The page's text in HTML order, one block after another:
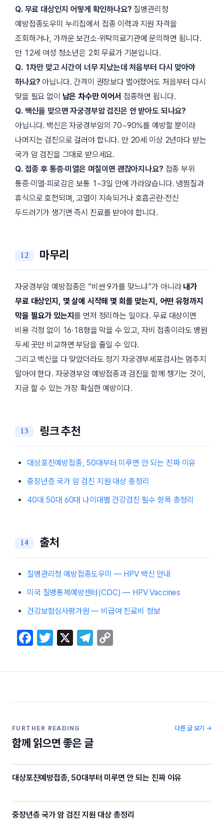
Q. 무료 대상인지 어떻게 확인하나요? 질병관리청
예방접종도우미 누리집에서 접종 이력과 지원 자격을
조회하거나, 가까운 보건소·위탁의료기관에 문의하면 됩니다.
만 12세 여성 청소년은 2회 무료가 기본입니다.
Q. 1차만 맞고 시간이 너무 지났는데 처음부터 다시 맞아야
하나요? 아닙니다. 간격이 권장보다 벌어졌어도 처음부터 다시
맞을 필요 없이 남은 차수만 이어서 접종하면 됩니다.
Q. 백신을 맞으면 자궁경부암 검진은 안 받아도 되나요?
아닙니다. 백신은 자궁경부암의 70~90%를 예방할 뿐이라
나머지는 검진으로 걸러야 합니다. 만 20세 이상 2년마다 받는
국가 암 검진을 그대로 받으세요.
Q. 접종 후 통증·미열은 며칠이면 괜찮아지나요? 접종 부위
통증·미열·피로감은 보통 1~3일 안에 가라앉습니다. 냉찜질과
휴식으로 호전되며, 고열이 지속되거나 호흡곤란·전신
두드러기가 생기면 즉시 진료를 받아야 합니다.
마무리
자궁경부암 예방접종은 “비싼 9가를 맞느냐”가 아니라 내가
무료 대상인지, 몇 살에 시작해 몇 회를 맞는지, 어떤 유형까지
막을 필요가 있는지를 먼저 정리하는 일이다. 무료 대상이면
비용 걱정 없이 16·18형을 막을 수 있고, 자비 접종이라도 병원
두세 곳만 비교하면 부담을 줄일 수 있다.
그리고 백신을 다 맞았더라도 정기 자궁경부세포검사는 멈추지
말아야 한다. 자궁경부암 예방접종과 검진을 함께 챙기는 것이,
지금 할 수 있는 가장 확실한 예방이다.
링크 추천
대상포진예방접종, 50대부터 미루면 안 되는 진짜 이유
중장년층 국가 암 검진 지원 대상 총정리
40대 50대 60대 나이대별 건강검진 필수 항목 총정리
출처
질병관리청 예방접종도우미 — HPV 백신 안내
미국 질병통제예방센터(CDC) — HPV Vaccines
건강보험심사평가원 — 비급여 진료비 정보
F
c
b
o
k
T
itt
X
T
e
a
p
Li
FURTHER READING
함께 읽으면 좋은 글
다른 글 보기 →
대상포진예방접종, 50대부터 미루면 안 되는 진짜 이유
중장년층 국가 암 검진 지원 대상 총정리